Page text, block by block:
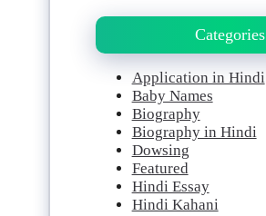
Categories
Application in Hindi
Baby Names
Biography
Biography in Hindi
Dowsing
Featured
Hindi Essay
Hindi Kahani